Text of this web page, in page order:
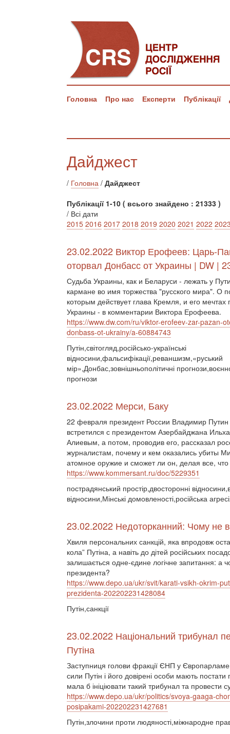
Головна Про нас Експерти Публікації
Дайджест
/ Головна / Дайджест
Публікації 1-10 ( всього знайдено : 21333 )
/ Всі дати
2015 2016 2017 2018 2019 2020 2021 2022
23.02.2022 Виктор Ерофеев: Царь-
оторвал Донбасс от Украины | DW |
Судьба Украины, как и Беларуси - лежать у
кармане во имя торжества "русского мира". О
которым действует глава Кремля, и его мечтах
Украины - в комментарии Виктора Ерофеева.
https://www.dw.com/ru/viktor-erofeev-zar-pazan-
donbass-ot-ukrainy/a-60884743
Путін,світогляд,російсько-українські
відносини,фальсифікації,реваншизм,«руський
мір»,Донбас,зовнішньополітичні
прогнози
23.02.2022 Мерси, Баку
22 февраля президент России Владимир
встретился с президентом Азербайджана
Алиевым, а потом, проводив его, рассказал
журналистам, почему и кем оказались убиты
атомное оружие и сможет ли он, делая все,
https://www.kommersant.ru/doc/5229351
пострадянський простір,двосторонні
відносини,Мінські домовленості,російська
23.02.2022 Недоторканний: Чому не
Хвиля персональних санкцій, яка впродовж
кола” Путіна, а навіть до дітей російських
залишається одне-єдине логічне запитання: а
президента?
https://www.depo.ua/ukr/svit/karati-vsikh-okrim-
prezidenta-202202231428084
Путін,санкції
23.02.2022 Національний трибунал
Путіна
Заступниця голови фракції ЄНП у
сили Путін і його довірені особи мають
мала б ініціювати такий трибунал та провести
https://www.depo.ua/ukr/politics/svoya-gaaga-
posipakami-202202231427681
Путін,злочини проти людяності,міжнародне